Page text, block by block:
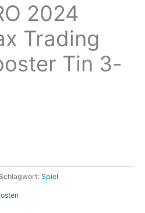
2024
Trading
Tin 3-
Schlagwort: Spiel